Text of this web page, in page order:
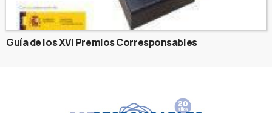
Guía de los XVI Premios Corresponsables